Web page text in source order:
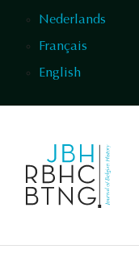
Nederlands
Français
English